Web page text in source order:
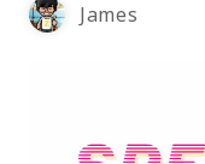
James